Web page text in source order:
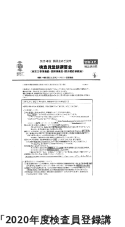
「2020年度検査員登録講